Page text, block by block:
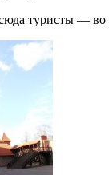
туристы — во